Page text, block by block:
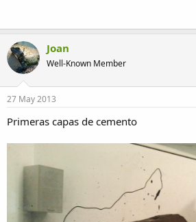
Joan
Well-Known Member
27 May 2013
Primeras capas de cemento